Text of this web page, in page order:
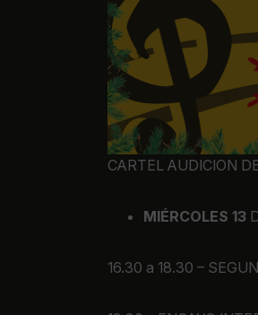
CARTEL AUDICION
MIÉRCOLES 13
16.30 a 18.30 –